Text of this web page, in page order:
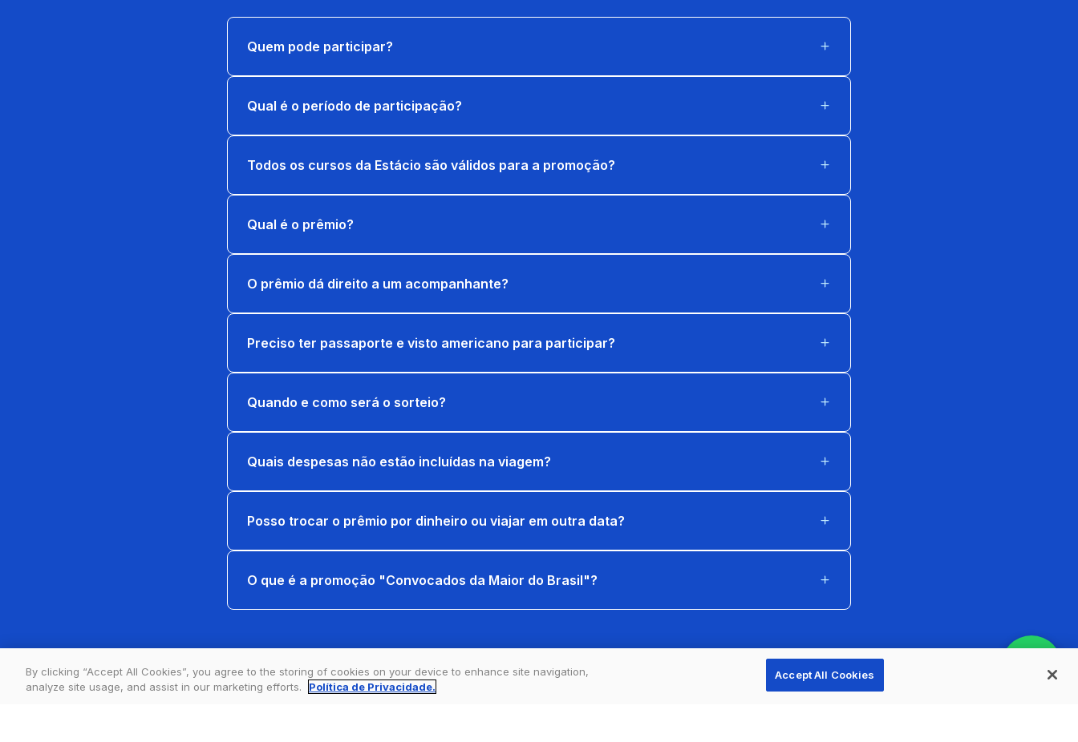
Quem pode participar?
Qual é o período de participação?
Todos os cursos da Estácio são válidos para a promoção?
Qual é o prêmio?
O prêmio dá direito a um acompanhante?
Preciso ter passaporte e visto americano para participar?
Quando e como será o sorteio?
Quais despesas não estão incluídas na viagem?
Posso trocar o prêmio por dinheiro ou viajar em outra data?
O que é a promoção "Convocados da Maior do Brasil"?
By clicking “Accept All Cookies”, you agree to the storing of cookies on your device to enhance site navigation,
analyze site usage, and assist in our marketing efforts.
Política de Privacidade.
Accept All Cookies